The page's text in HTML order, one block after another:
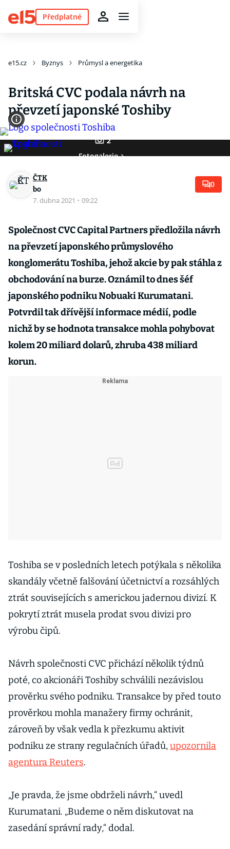
Předplatné
e15.cz Byznys Průmysl a energetika
Britská CVC podala návrh na
převzetí japonské Toshiby
2
Fotogalerie
ČTK
bo
7. dubna 2021 · 09:22
0
Společnost CVC Capital Partners předložila návrh
na převzetí japonského průmyslového
konglomerátu Toshiba, jehož akcie by pak stáhla z
obchodování na burze. Oznámil to dnes šéf
japonského podniku Nobuaki Kurumatani.
Potvrdil tak dřívější informace médií, podle
nichž by se hodnota transakce mohla pohybovat
kolem 20 miliard dolarů, zhruba 438 miliard
korun.
Toshiba se v posledních letech potýkala s několika
skandály včetně falšování účetnictví a rozsáhlých
ztrát souvisejících s americkou jadernou divizí. K
pokrytí ztrát musela prodat svou divizi pro
výrobu čipů.
Návrh společnosti CVC přichází několik týdnů
poté, co akcionáři Toshiby schválili nezávislou
prověrku svého podniku. Transakce by před touto
prověrkou mohla manažery firmy ochránit,
zároveň by však vedla k přezkumu aktivit
podniku ze strany regulačních úřadů,upozornila
agentura Reuters.
„Je pravda, že jsme obdrželi návrh,“ uvedl
Kurumatani. „Budeme o něm diskutovat na
zasedání správní rady,“ dodal.